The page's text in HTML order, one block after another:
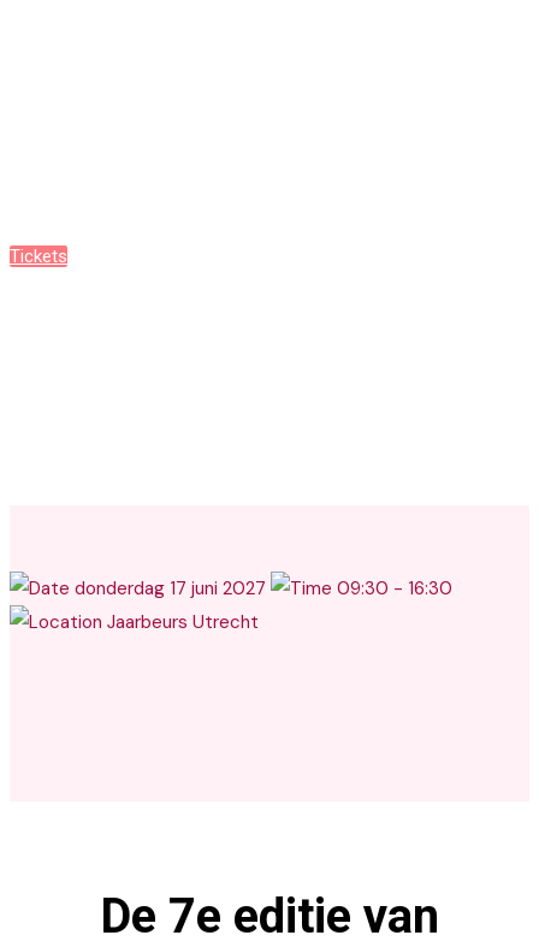
Tickets
donderdag 17 juni 2027
09:30 - 16:30
Jaarbeurs Utrecht
De 7e editie van